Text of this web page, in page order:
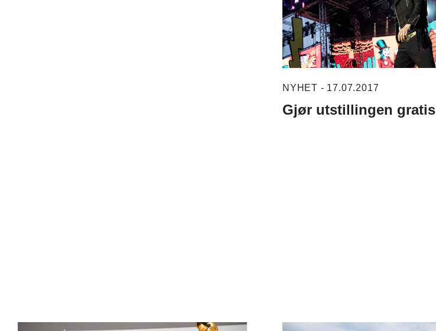
NYHET - 17.07.2017
Gjør utstillingen gratis